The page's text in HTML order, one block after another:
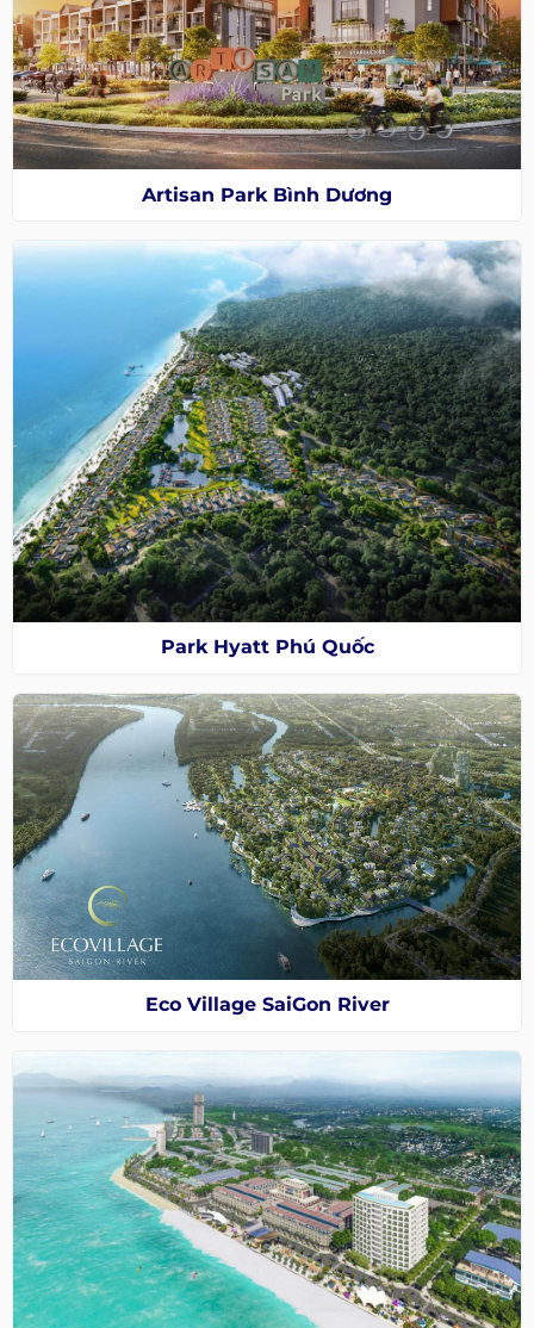
Artisan Park Bình Dương
Park Hyatt Phú Quốc
Eco Village SaiGon River